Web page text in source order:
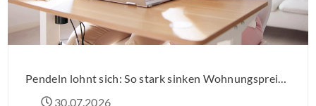
Pendeln lohnt sich: So stark sinken Wohnungspreise im Umland
30.07.2026